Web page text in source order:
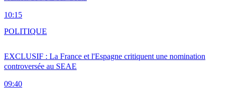
10:15
EXCLUSIF : La France et l'Espagne critiquent une nomination
controversée au SEAE
09:40
POLITIQUE